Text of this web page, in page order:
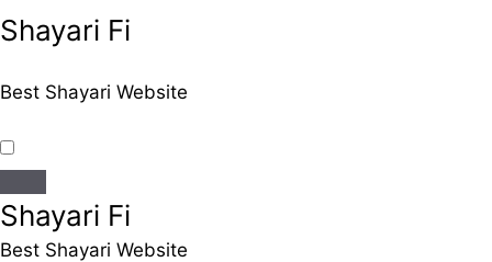
Shayari Fi
Best Shayari Website
Shayari Fi
Best Shayari Website